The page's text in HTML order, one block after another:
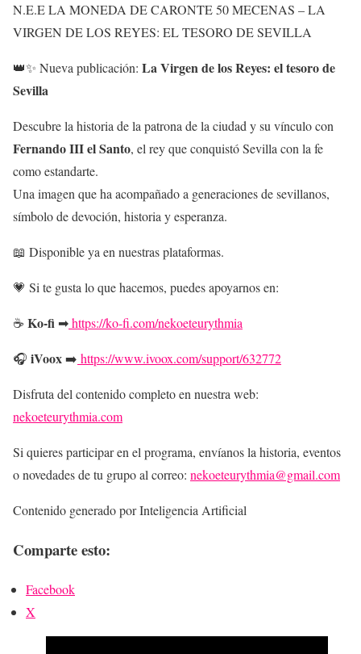
N.E.E LA MONEDA DE CARONTE 50 MECENAS – LA
VIRGEN DE LOS REYES: EL TESORO DE SEVILLA
👑✨ Nueva publicación: La Virgen de los Reyes: el tesoro de
Sevilla
Descubre la historia de la patrona de la ciudad y su vínculo con
Fernando III el Santo, el rey que conquistó Sevilla con la fe
como estandarte.
Una imagen que ha acompañado a generaciones de sevillanos,
símbolo de devoción, historia y esperanza.
📖 Disponible ya en nuestras plataformas.
💗 Si te gusta lo que hacemos, puedes apoyarnos en:
☕ Ko-fi ➡https://ko-fi.com/nekoeteurythmia
🎧 iVoox➡️ https://www.ivoox.com/support/632772
Disfruta del contenido completo en nuestra web:
nekoeteurythmia.com
Si quieres participar en el programa, envíanos la historia, eventos
o novedades de tu grupo al correo: nekoeteurythmia@gmail.com
Contenido generado por Inteligencia Artificial
Comparte esto:
Facebook
X